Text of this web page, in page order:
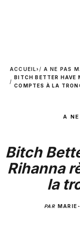
ACCUEIL› A NE PAS
BITCH BETTER HAVE
COMPTES À LA
A
Bitch
Rihanna
la
PAR